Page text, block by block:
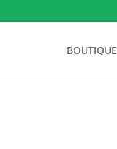
BOUTIQUE